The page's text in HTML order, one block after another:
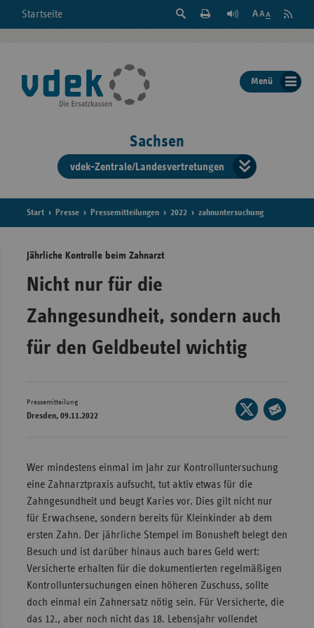
Startseite
Suche
der
Seite
Feed
Menü
Sachsen
vdek-Zentrale/Landesvertretungen
der
Start Presse Pressemitteilungen 2022 zahnuntersuchung
Jährliche Kontrolle beim Zahnarzt
Nicht nur für die
Zahngesundheit, sondern auch
für den Geldbeutel wichtig
Pressemitteilung
Dresden, 09.11.2022
Seite
auf
Wer mindestens einmal im Jahr zur Kontrolluntersuchung
eine Zahnarztpraxis aufsucht, tut aktiv etwas für die
Zahngesundheit und beugt Karies vor. Dies gilt nicht nur
für Erwachsene, sondern bereits für Kleinkinder ab dem
ersten Zahn. Der jährliche Stempel im Bonusheft belegt den
Besuch und ist darüber hinaus auch bares Geld wert:
Versicherte erhalten für die dokumentierten regelmäßigen
Kontrolluntersuchungen einen höheren Zuschuss, sollte
doch einmal ein Zahnersatz nötig sein. Für Versicherte, die
das 12., aber noch nicht das 18. Lebensjahr vollendet